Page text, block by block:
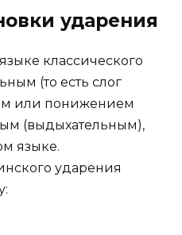
ударения
классического
(то есть слог
или понижением
(выдыхательным),
языке.
ударения